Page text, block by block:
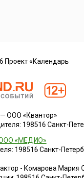
Проект «Календарь
ООО «Квантор»
198516 Санкт-
«МЕДИО»
198516 Санкт-
- Комарова Мария